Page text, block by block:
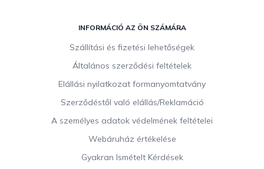
INFORMÁCIÓ AZ ÖN SZÁMÁRA
Szállítási és fizetési lehetőségek
Általános szerződési feltételek
Elállási nyilatkozat formanyomtatvány
Szerződéstől való elállás/Reklamáció
A személyes adatok védelmének feltételei
Webáruház értékelése
Gyakran Ismételt Kérdések